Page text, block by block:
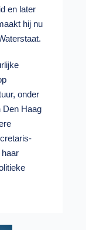
en later
hij nu
onder
Den Haag